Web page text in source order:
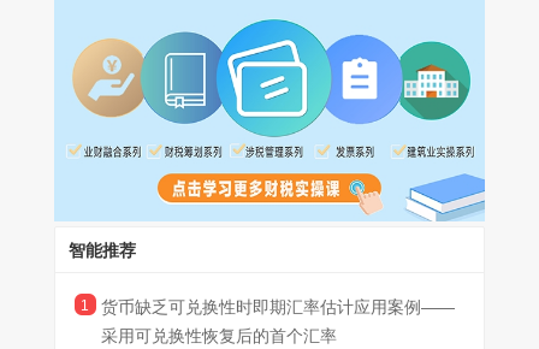
净投资为目的将M货币兑换为L货币，甲公司认定M货币不可兑换为
能够如实反映在当前主要经济状况下市场参与者在计量日进行的有
序兑换交易所采用的汇率。在满足上述有关货币缺乏可兑换性时即
期汇率估计要求的情况下，企业可采用未经调整的可观察汇率或其
他估计方法，对相关即期汇率进行估计。
本例中，甲公司不能以变现或结算净投资为目的将M货币兑换
为L货币，但能够基于其他目的兑换货币。在基于其他目的将M货币
兑换为L货币时实行自由浮动汇率机制，并采用单一汇率，该汇率
每日更新。根据《企业会计准则解释第20号》，一种货币在某一目
的下不可兑换为另一种货币，但在其他目的下可兑换为另一种货币
的，企业应当考虑包括但不限于以下所列的因素，以判断其他目的
下的可观察汇率是否满足货币缺乏可兑换性时即期汇率的估计要
求：一是是否存在多个可观察汇率。如存在多个可观察汇率，可能
表明这些汇率包含对出于特定目的取得另一种货币的“激励”或“惩
如企业能够取得的另一种货币仅限于有限用途(如进口紧急物资)，
则该汇率可能未反映当前主要经济状况;三是汇率的性质。相较于受
本例中，基于其他目的将M货币兑换为L货币时采用单一的自由
浮动汇率且该汇率每日更新，同时基于其他目的兑换的货币也并非
为有限用途，因此，甲公司认定基于其他目的下的可观察汇率能够
满足“如实反映在当前主要经济状况下市场参与者在计量日进行的有
序兑换交易所采用的汇率”的要求，甲公司在折算乙公司2X25年12
月31日的财务状况和2X25年度的经营成果时可采用该可观察汇率
折算为L货币。
货币须在提交兑换申请时申报资金用途并完成相关行政审批流程。
通常情况下，货币主管部门按照正常行政流程进行审核并完成兑换
需10个工作日。2X26年6月1日，因无法满足市场对L货币的兑换需
求，乙公司所在地的货币主管部门暂停了官方兑换渠道。在官方兑
换渠道暂停期间，仅有零散中间商以非官方设定的汇率开展以M货
务，也不存在其他能够产生可强制执行权利和义务的市场或兑换机
制。
情形二：丙公司所在地货币主管部门规定，除进口食品和药品
以外，不接受用于其他目的的L货币兑换申请。
假定不考虑其他影响因素，在上述情形中，甲公司应当如何分
情形一中，2X26年6月1日前，乙公司所在地的货币主管部门
提供L货币的官方兑换渠道，按照正常行政流程进行审核并完成兑
换为L货币的正常行政延迟。根据《企业会计准则解释第20号》，
在评估企业能够在“一定时间范围内”通过可在兑换交易中产生可强
2X26年6月1日后，在乙公司所在地的货币主管部门暂停官方
兑换渠道期间，仅有零散中间商以非官方设定的汇率开展以M货币
智能推荐
1
货币缺乏可兑换性时即期汇率估计应用案例——
采用可兑换性恢复后的首个汇率